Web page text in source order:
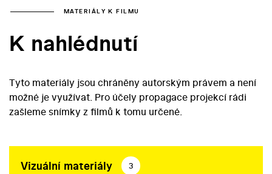
MATERIÁLY K FILMU
K nahlédnutí
Tyto materiály jsou chráněny autorským právem a není
možné je využívat. Pro účely propagace projekcí rádi
zašleme snímky z filmů k tomu určené.
Vizuální materiály 3